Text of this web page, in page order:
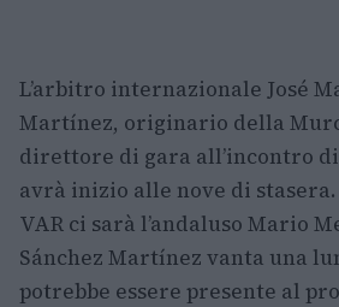
L’arbitro internazionale José
Martínez, originario della
direttore di gara all’incontro di
avrà inizio alle nove di
VAR ci sarà l’andaluso Mario
Sánchez Martínez vanta una
potrebbe essere presente al